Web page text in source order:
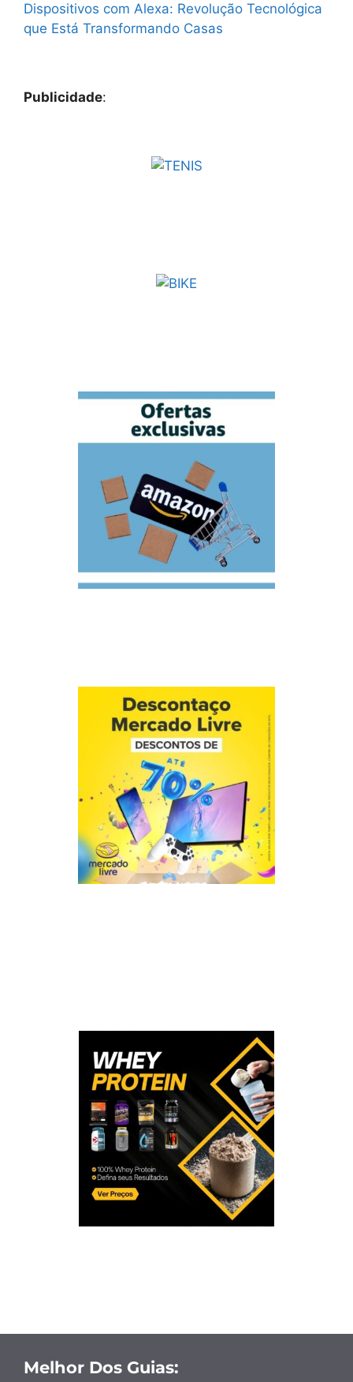
Dispositivos com Alexa: Revolução Tecnológica
que Está Transformando Casas
Publicidade:
Melhor Dos Guias: